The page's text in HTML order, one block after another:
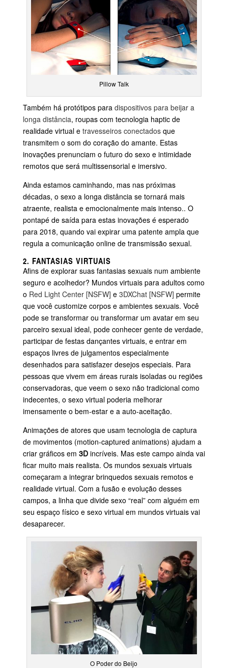
Pillow Talk
Também há protótipos para dispositivos para beijar a
longa distância, roupas com tecnologia haptic de
realidade virtual e travesseiros conectadosque
transmitem o som do coração do amante. Estas
inovações prenunciam o futuro do sexo e intimidade
remotos que será multissensorial e imersivo.
Ainda estamos caminhando, mas nas próximas
décadas, o sexo a longa distância se tornará mais
atraente, realista e emocionalmente mais intenso.. O
pontapé de saída para estas inovações é esperado
para 2018, quando vai expirar uma patente ampla que
regula a comunicação online de transmissão sexual.
2. FANTASIAS VIRTUAIS
Afins de explorar suas fantasias sexuais num ambiente
seguro e acolhedor? Mundos virtuais para adultos como
o Red Light Center [NSFW] e 3DXChat [NSFW] permite
que você customize corpos e ambientes sexuais. Você
pode se transformar ou transformar um avatar em seu
parceiro sexual ideal, pode conhecer gente de verdade,
participar de festas dançantes virtuais, e entrar em
espaços livres de julgamentos especialmente
desenhados para satisfazer desejos especiais. Para
pessoas que vivem em áreas rurais isoladas ou regiões
conservadoras, que veem o sexo não tradicional como
indecentes, o sexo virtual poderia melhorar
imensamente o bem-estar e a auto-aceitação.
Animações de atores que usam tecnologia de captura
de movimentos (motion-captured animations) ajudam a
criar gráficos em 3Dincríveis. Mas este campo ainda vai
ficar muito mais realista. Os mundos sexuais virtuais
começaram a integrar brinquedos sexuais remotos e
realidade virtual. Com a fusão e evolução desses
campos, a linha que divide sexo “real” com alguém em
seu espaço físico e sexo virtual em mundos virtuais vai
desaparecer.
O Poder do Beijo